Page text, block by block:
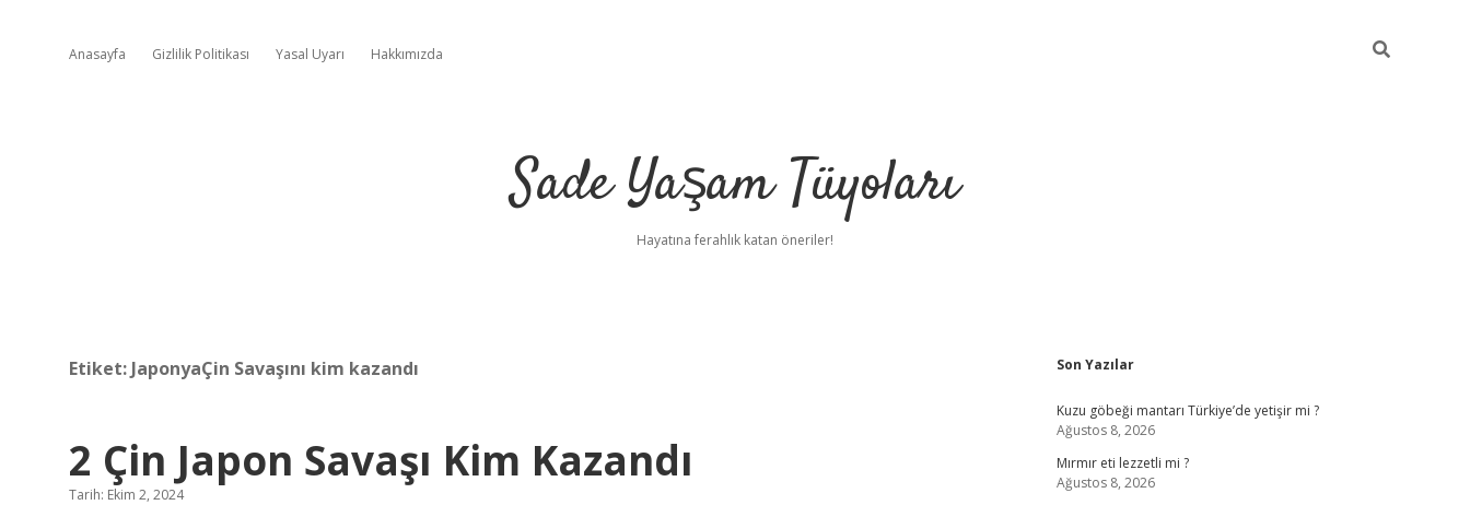
Anasayfa Gizlilik Politikası Yasal Uyarı Hakkımızda
Sade Yaşam Tüyoları
Hayatına ferahlık katan öneriler!
Etiket: JaponyaÇin Savaşını kim kazandı
2 Çin Japon Savaşı Kim Kazandı
Tarih: Ekim 2, 2024
Sidebar
Son Yazılar
Kuzu göbeği mantarı Türkiye’de yetişir mi ?
Ağustos 8, 2026
Mırmır eti lezzetli mi ?
Ağustos 8, 2026